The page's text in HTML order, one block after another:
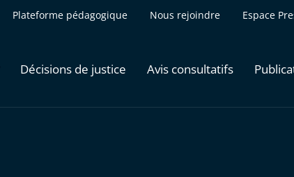
Plateforme pédagogique Nous rejoindre Espace
Décisions de justice Avis consultatifs